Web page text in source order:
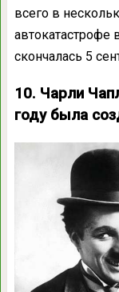
всего в
автокатастрофе
скончалась 5
10. Чарли
году была